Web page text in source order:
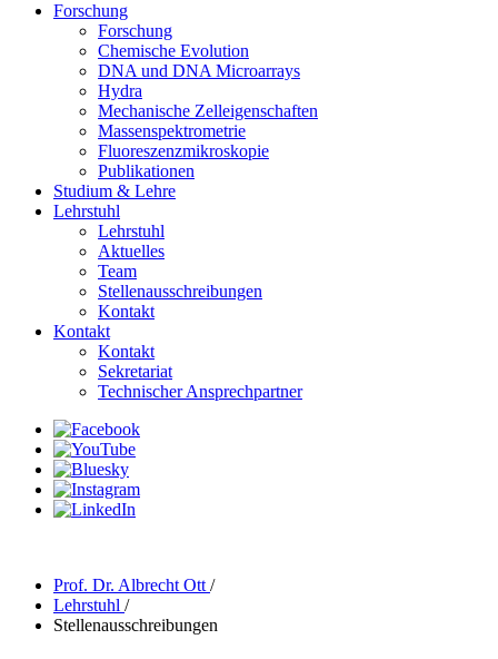
Forschung
Forschung
Chemische Evolution
DNA und DNA Microarrays
Hydra
Mechanische Zelleigenschaften
Massenspektrometrie
Fluoreszenzmikroskopie
Publikationen
Studium & Lehre
Lehrstuhl
Lehrstuhl
Aktuelles
Team
Stellenausschreibungen
Kontakt
Kontakt
Kontakt
Sekretariat
Technischer Ansprechpartner
Prof. Dr. Albrecht Ott /
Lehrstuhl /
Stellenausschreibungen